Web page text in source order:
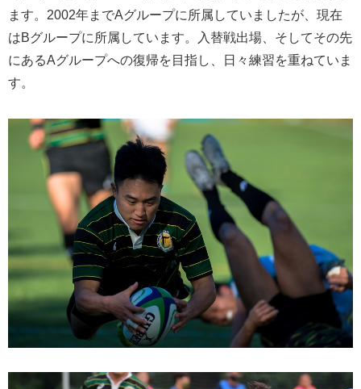
ます。2002年までAグループに所属していましたが、現在
はBグループに所属しています。入替戦出場、そしてその先
にあるAグループへの復帰を目指し、日々練習を重ねていま
す。